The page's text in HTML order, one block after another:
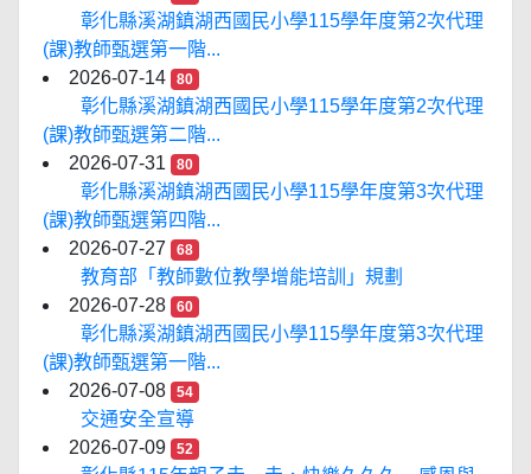
彰化縣溪湖鎮湖西國民小學115學年度第2次代理
(課)教師甄選第一階...
2026-07-14
80
彰化縣溪湖鎮湖西國民小學115學年度第2次代理
(課)教師甄選第二階...
2026-07-31
80
彰化縣溪湖鎮湖西國民小學115學年度第3次代理
(課)教師甄選第四階...
2026-07-27
68
教育部「教師數位教學增能培訓」規劃
2026-07-28
60
彰化縣溪湖鎮湖西國民小學115學年度第3次代理
(課)教師甄選第一階...
2026-07-08
54
交通安全宣導
2026-07-09
52